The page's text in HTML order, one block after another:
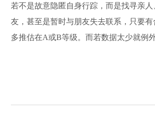
若不是故意隐匿自身行踪，而是找寻亲人
友，甚至是暂时与朋友失去联系，只要
多推估在A或B等级。而若数据太少就例外